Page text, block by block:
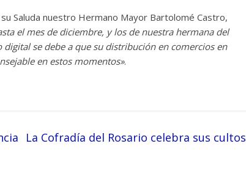
Saluda nuestro Hermano Mayor Bartolomé Castro,
el mes de diciembre, y los de nuestra hermana del
se debe a que su distribución en comercios en
en estos momentos».
La Cofradía del Rosario celebra sus cultos